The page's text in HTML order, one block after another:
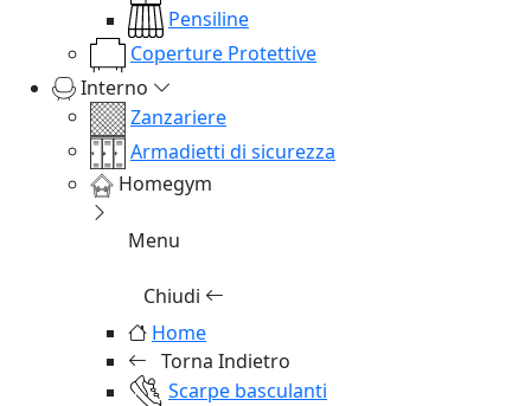
Pensiline
Coperture Protettive
Interno
Zanzariere
Armadietti di sicurezza
Homegym
Menu
Chiudi
Home
Torna Indietro
Scarpe basculanti